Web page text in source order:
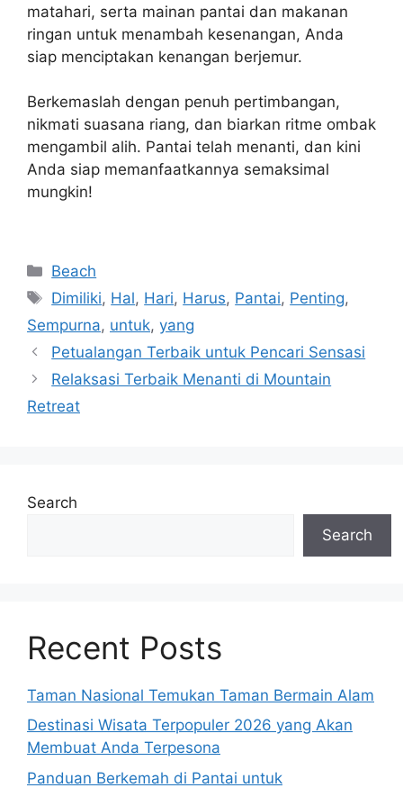
matahari, serta mainan pantai dan makanan
ringan untuk menambah kesenangan, Anda
siap menciptakan kenangan berjemur.
Berkemaslah dengan penuh pertimbangan,
nikmati suasana riang, dan biarkan ritme ombak
mengambil alih. Pantai telah menanti, dan kini
Anda siap memanfaatkannya semaksimal
mungkin!
posCategories
Beach
Tags
Dimiliki, Hal, Hari, Harus, Pantai, Penting,
Sempurna, untuk, yang
Petualangan Terbaik untuk Pencari Sensasi
Relaksasi Terbaik Menanti di Mountain
Retreat
Search
Search
Recent Posts
Taman Nasional Temukan Taman Bermain Alam
Destinasi Wisata Terpopuler 2026 yang Akan
Membuat Anda Terpesona
Panduan Berkemah di Pantai untuk